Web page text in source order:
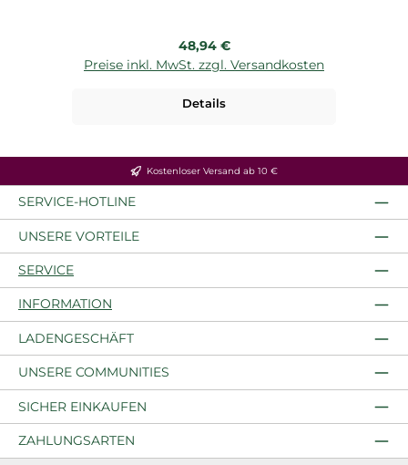
Regulärer Preis:
48,94 €
Preise inkl. MwSt. zzgl. Versandkosten
Details
Kostenloser Versand ab 10 €
SERVICE-HOTLINE
UNSERE VORTEILE
SERVICE
INFORMATION
LADENGESCHÄFT
UNSERE COMMUNITIES
SICHER EINKAUFEN
ZAHLUNGSARTEN